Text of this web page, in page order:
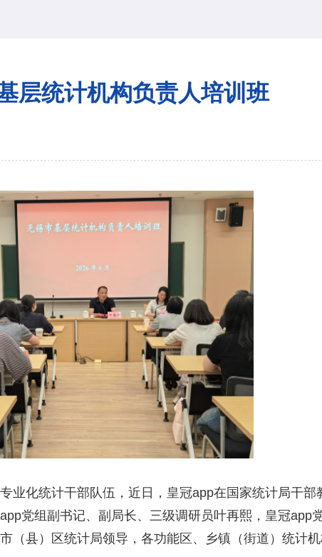
层统计机构负责人培训班
业化统计干部队伍，近日，皇冠app在国家统计局干部
党组副书记、副局长、三级调研员叶再熙，皇冠app
（县）区统计局领导，各功能区、乡镇（街道）统计